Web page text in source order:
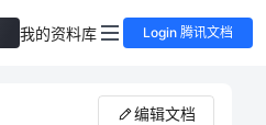
我的资料库 Login 腾讯文档
编辑文档